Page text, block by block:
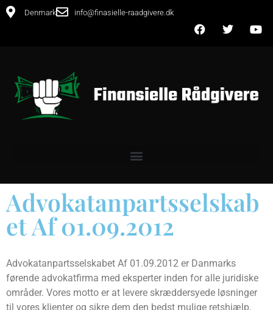
Denmark info@finasielle-raadgivere.dk
Advokatanpartsselskab
et Af 01.09.2012
Advokatanpartsselskabet Af 01.09.2012 er Danmarks
førende advokatfirma med eksperter inden for alle juridiske
områder. Vores motto er at levere skræddersyede løsninger
til vores klienter og sikre dem den bedst mulige retshjælp.